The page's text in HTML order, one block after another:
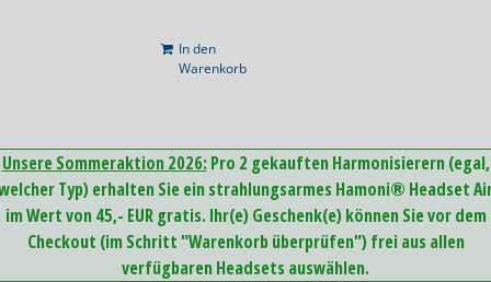
In den
Warenkorb
Unsere Sommeraktion 2026: Pro 2 gekauften Harmonisierern (egal,
Typ) erhalten Sie ein strahlungsarmes Hamoni® Headset
im Wert von 45,- EUR gratis. Ihr(e) Geschenk(e) können Sie vor dem
Checkout (im Schritt "Warenkorb überprüfen") frei aus allen
verfügbaren Headsets auswählen.